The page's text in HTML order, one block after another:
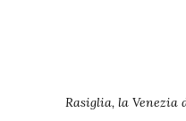
Rasiglia, la Venezia